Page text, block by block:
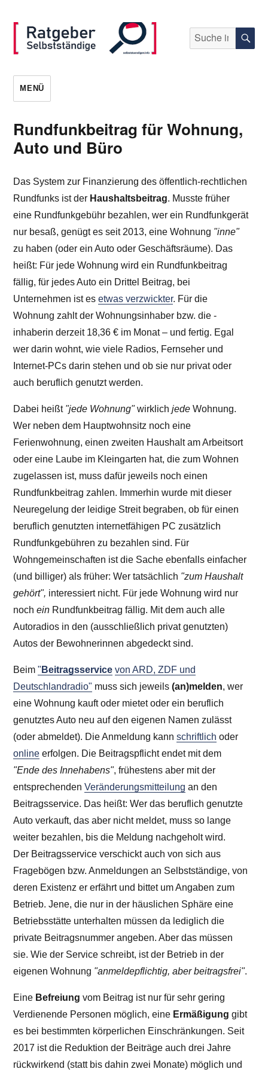
selbststaendigen.info
Suche
nach:
MENÜ
Rundfunkbeitrag für Wohnung,
Auto und Büro
Das System zur Finanzierung des öffentlich-rechtlichen
Rundfunks ist der Haushaltsbeitrag. Musste früher
eine Rundfunkgebühr bezahlen, wer ein Rundfunkgerät
nur besaß, genügt es seit 2013, eine Wohnung "inne"
zu haben (oder ein Auto oder Geschäftsräume). Das
heißt: Für jede Wohnung wird ein Rundfunkbeitrag
fällig, für jedes Auto ein Drittel Beitrag, bei
Unternehmen ist esetwas verzwickter. Für die
Wohnung zahlt der Wohnungsinhaber bzw. die -
inhaberin derzeit 18,36 € im Monat – und fertig. Egal
wer darin wohnt, wie viele Radios, Fernseher und
Internet-PCs darin stehen und ob sie nur privat oder
auch beruflich genutzt werden.
Dabei heißt "jede Wohnung"wirklichjede Wohnung.
Wer neben dem Hauptwohnsitz noch eine
Ferienwohnung, einen zweiten Haushalt am Arbeitsort
oder eine Laube im Kleingarten hat, die zum Wohnen
zugelassen ist, muss dafür jeweils noch einen
Rundfunkbeitrag zahlen. Immerhin wurde mit dieser
Neuregelung der leidige Streit begraben, ob für einen
beruflich genutzten internetfähigen PC zusätzlich
Rundfunkgebühren zu bezahlen sind. Für
Wohngemeinschaften ist die Sache ebenfalls einfacher
(und billiger) als früher: Wer tatsächlich "zum Haushalt
gehört", interessiert nicht. Für jede Wohnung wird nur
nochein Rundfunkbeitrag fällig. Mit dem auch alle
Autoradios in den (ausschließlich privat genutzten)
Autos der Bewohnerinnen abgedeckt sind.
Beim" Beitragsservice von ARD, ZDF und
Deutschlandradio" muss sich jeweils(an)melden, wer
eine Wohnung kauft oder mietet oder ein beruflich
genutztes Auto neu auf den eigenen Namen zulässt
(oder abmeldet). Die Anmeldung kannschriftlich oder
online erfolgen. Die Beitragspflicht endet mit dem
"Ende des Innehabens", frühestens aber mit der
entsprechendenVeränderungsmitteilung an den
Beitragsservice. Das heißt: Wer das beruflich genutzte
Auto verkauft, das aber nicht meldet, muss so lange
weiter bezahlen, bis die Meldung nachgeholt wird.
Der Beitragsservice verschickt auch von sich aus
Fragebögen bzw. Anmeldungen an Selbstständige, von
deren Existenz er erfährt und bittet um Angaben zum
Betrieb. Jene, die nur in der häuslichen Sphäre eine
Betriebsstätte unterhalten müssen da lediglich die
private Beitragsnummer angeben. Aber das müssen
sie. Wie der Service schreibt, ist der Betrieb in der
eigenen Wohnung "anmeldepflichtig, aber beitrags­frei".
Eine Befreiung vom Beitrag ist nur für sehr gering
Verdienende Personen möglich, eine Ermäßigung gibt
es bei bestimmten körperlichen Einschränkungen. Seit
2017 ist die Reduktion der Beiträge auch drei Jahre
rückwirkend (statt bis dahin zwei Monate) möglich und